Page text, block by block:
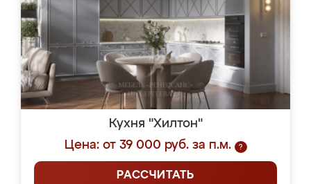
Кухня "Хилтон"
Цена: от 39 000 руб. за п.м.
?
РАССЧИТАТЬ